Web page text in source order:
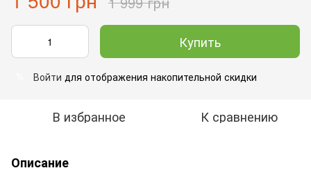
Купить
Войти для отображения накопительной скидки
В избранное К сравнению
Описание